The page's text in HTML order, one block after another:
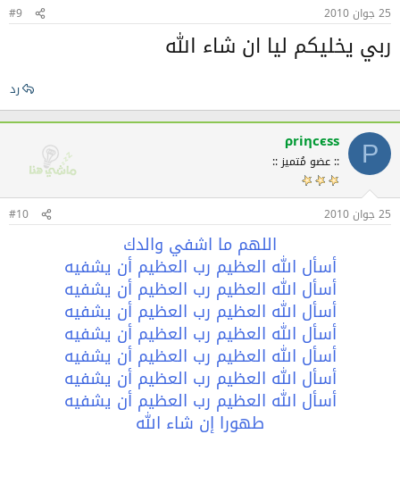
25 جوان 2010 #9
ربي يخليكم ليا ان شاء الله
رد
Ρ
ρriηсєѕѕ
:: عضو مُتميز ::
25 جوان 2010 #10
اللهم ما اشفي والدك
أسأل الله العظيم رب العظيم أن يشفيه
أسأل الله العظيم رب العظيم أن يشفيه
أسأل الله العظيم رب العظيم أن يشفيه
أسأل الله العظيم رب العظيم أن يشفيه
أسأل الله العظيم رب العظيم أن يشفيه
أسأل الله العظيم رب العظيم أن يشفيه
أسأل الله العظيم رب العظيم أن يشفيه
طهورا إن شاء الله